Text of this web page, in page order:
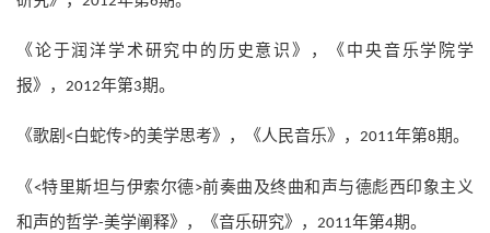
《论于润洋学术研究中的历史意识》，《中央音乐学院学
报》， 2012年第3期。
《歌剧 <白蛇传>的美学思考》，《人民音乐》， 2011年第8期。
《<特里斯坦与伊索尔德>前奏曲及终曲和声与德彪西印象主义
和声的哲学-美学阐释》，《音乐研究》， 2011年第4期。